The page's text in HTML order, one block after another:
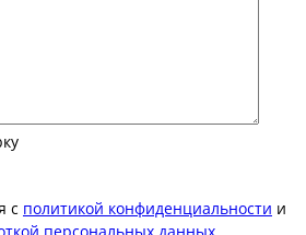
с политикой конфиденциальности и
персональных данных